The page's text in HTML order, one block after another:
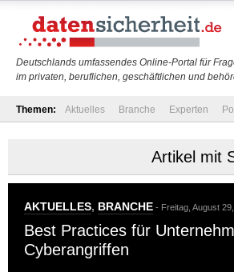
Deutschlands umfassendes Online-Portal für
im privaten, beruflichen, geschäftlichen und
Themen: Aktuelles Branche Experten
Artikel mit
AKTUELLES, BRANCHE - Freitag, August
Best Practices für
Cyberangriffen